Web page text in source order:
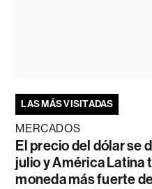
LAS MÁS VISITADAS
MERCADOS
El precio del dólar se
julio y América Latina
moneda más fuerte